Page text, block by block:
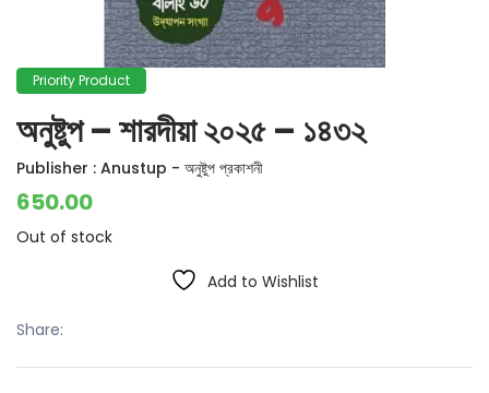
Priority Product
অনুষ্টুপ – শারদীয়া ২০২৫ – ১৪৩২
Publisher : Anustup - অনুষ্টুপ প্রকাশনী
650.00
Out of stock
Add to Wishlist
Share: